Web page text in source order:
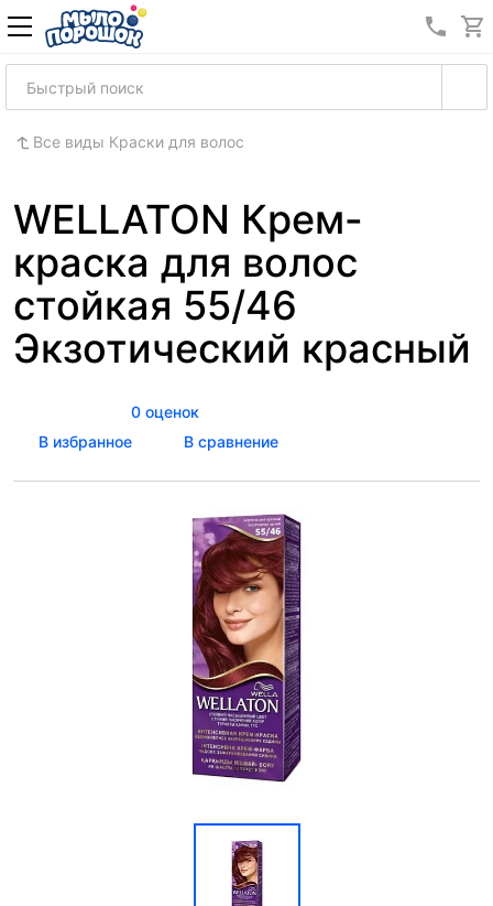
8
Все виды Краски для волос
WELLATON Крем-
краска для волос
стойкая 55/46
Экзотический красный
0 оценок
В избранное
В сравнение